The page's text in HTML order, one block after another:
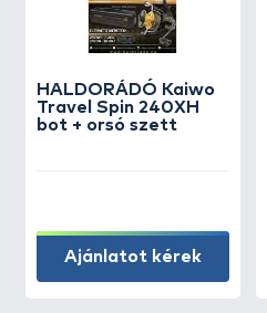
HALDORÁDÓ Kaiwo
Travel Spin 240XH
bot + orsó szett
Ajánlatot kérek